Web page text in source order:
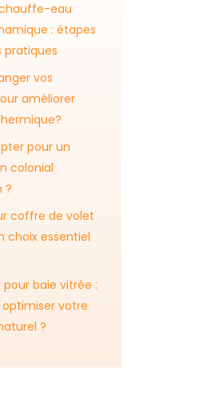
chauffe-eau
: étapes
pratiques
vos
améliorer
pour un
colonial
?
coffre de volet
choix essentiel
pour baie vitrée :
votre
?